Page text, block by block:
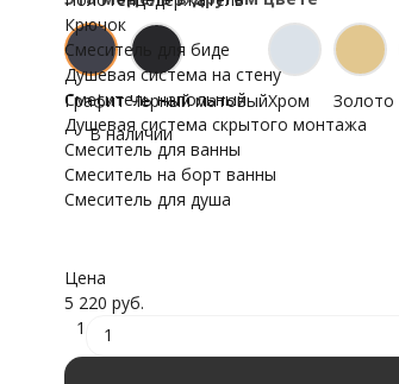
Крючок
Смеситель для биде
Душевая система на стену
Смеситель напольный
Душевая система скрытого монтажа
Смеситель для ванны
Смеситель на борт ванны
Смеситель для душа
Графит Черный матовыйХром Золото
В наличии
Цена
5 220 руб.
1